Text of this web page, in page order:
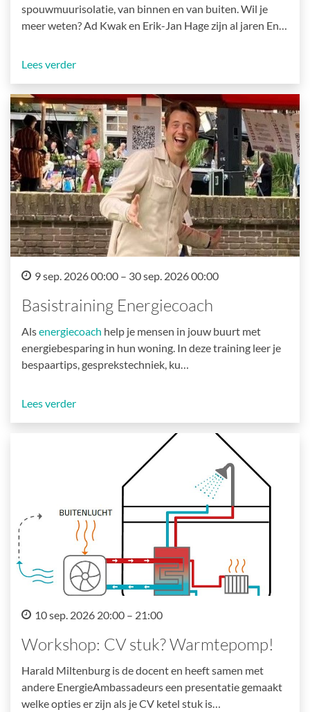
spouwmuurisolatie, van binnen en van buiten. Wil je
meer weten? Ad Kwak en Erik-Jan Hage zijn al jaren En…
Lees verder
9 sep. 2026 00:00 – 30 sep. 2026 00:00
Basistraining Energiecoach
Alsenergiecoach help je mensen in jouw buurt met
energiebesparing in hun woning. In deze training leer je
bespaartips, gesprekstechniek, ku…
Lees verder
10 sep. 2026 20:00 – 21:00
Workshop: CV stuk? Warmtepomp!
Harald Miltenburg is de docent en heeft samen met
andere EnergieAmbassadeurs een presentatie gemaakt
welke opties er zijn als je CV ketel stuk is…